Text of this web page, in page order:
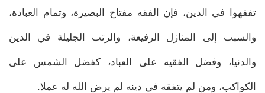
تفقهوا في الدين، فإن الفقه مفتاح البصيرة، وتمام العبادة،
والسبب إلى المنازل الرفيعة، والرتب الجليلة في الدين
والدنيا، وفضل الفقيه على العباد، كفضل الشمس على
الكواكب، ومن لم يتفقه في دينه لم يرض الله له عملا.